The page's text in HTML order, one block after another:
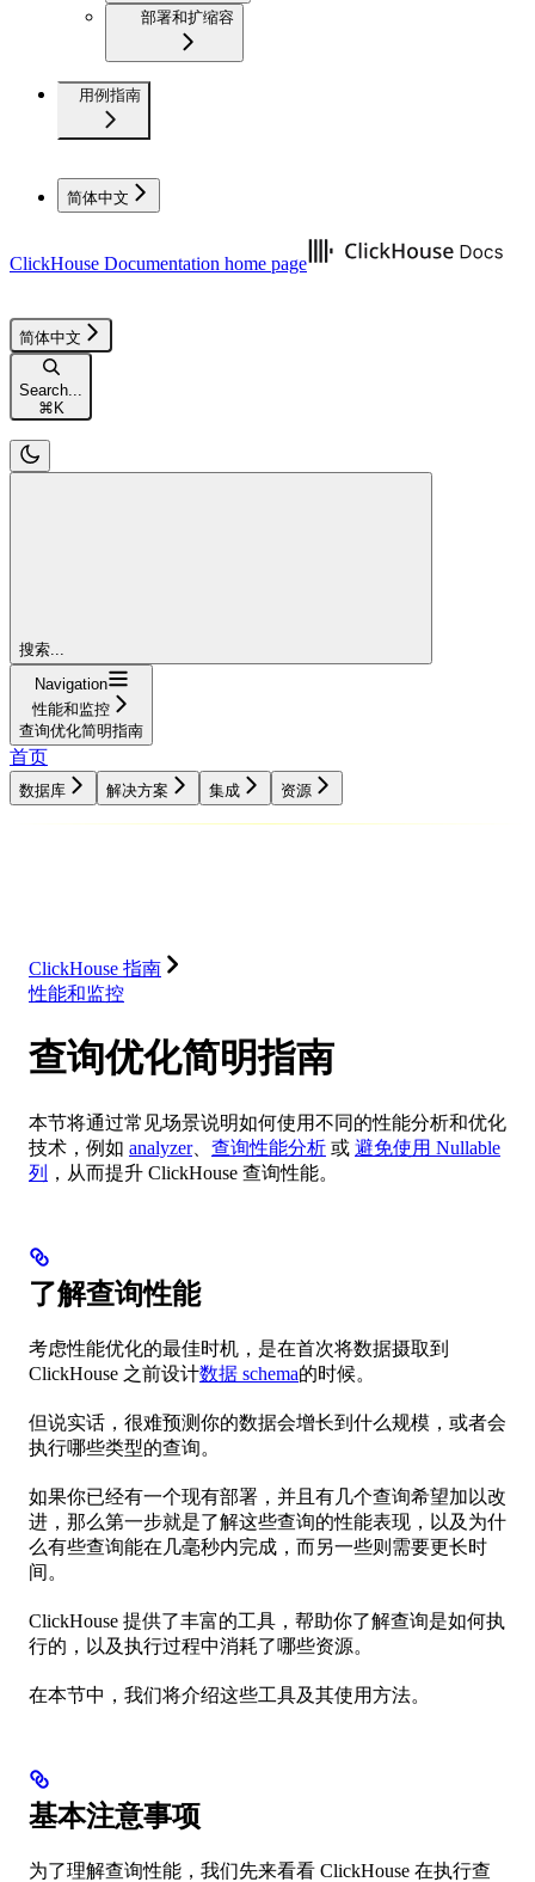
部署和扩缩容
用例指南
简体中文
ClickHouse Documentation home page
简体中文
Search...
⌘ K
搜索...
Navigation
性能和监控
查询优化简明指南
首页
数据库 解决方案 集成 资源
ClickHouse 指南
性能和监控
查询优化简明指南
本节将通过常见场景说明如何使用不同的性能分析和优化
技术，例如 analyzer、 查询性能分析 或 避免使用 Nullable
列
，从而提升 ClickHouse 查询性能。
了解查询性能
考虑性能优化的最佳时机，是在首次将数据摄取到
ClickHouse 之前设计数据 schema的时候。
但说实话，很难预测你的数据会增长到什么规模，或者会
执行哪些类型的查询。
如果你已经有一个现有部署，并且有几个查询希望加以改
进，那么第一步就是了解这些查询的性能表现，以及为什
么有些查询能在几毫秒内完成，而另一些则需要更长时
间。
ClickHouse 提供了丰富的工具，帮助你了解查询是如何执
行的，以及执行过程中消耗了哪些资源。
在本节中，我们将介绍这些工具及其使用方法。
基本注意事项
为了理解查询性能，我们先来看看 ClickHouse 在执行查